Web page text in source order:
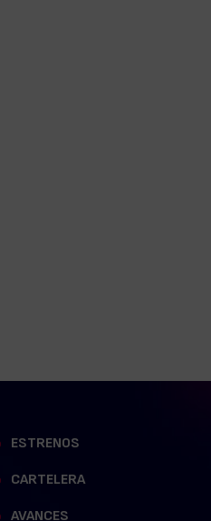
ESTRENOS
CARTELERA
AVANCES